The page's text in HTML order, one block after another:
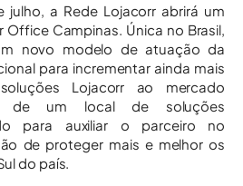
a Rede Lojacorr abrirá um
Campinas. Única no Brasil,
novo modelo de atuação da
para incrementar ainda mais
Lojacorr ao mercado
de um local de soluções
para auxiliar o parceiro no
de proteger mais e melhor os
do país.